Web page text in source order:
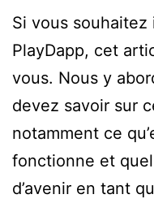
Si vous
PlayDapp, cet
vous. Nous y
devez savoir sur
notamment ce
fonctionne et
d’avenir en tant